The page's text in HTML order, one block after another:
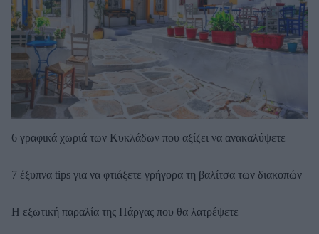
6 γραφικά χωριά των Κυκλάδων που αξίζει να ανακαλύψετε
7 έξυπνα tips για να φτιάξετε γρήγορα τη βαλίτσα των διακοπών
Η εξωτική παραλία της Πάργας που θα λατρέψετε